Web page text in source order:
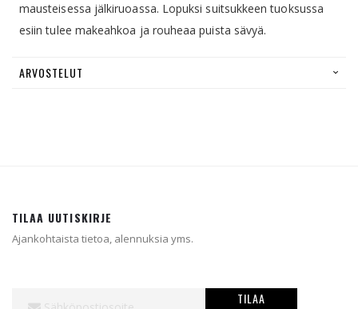
mausteisessa jälkiruoassa. Lopuksi suitsukkeen tuoksussa
esiin tulee makeahkoa ja rouheaa puista sävyä.
ARVOSTELUT
TILAA UUTISKIRJE
Ajankohtaista tietoa, alennuksia yms.
TILAA